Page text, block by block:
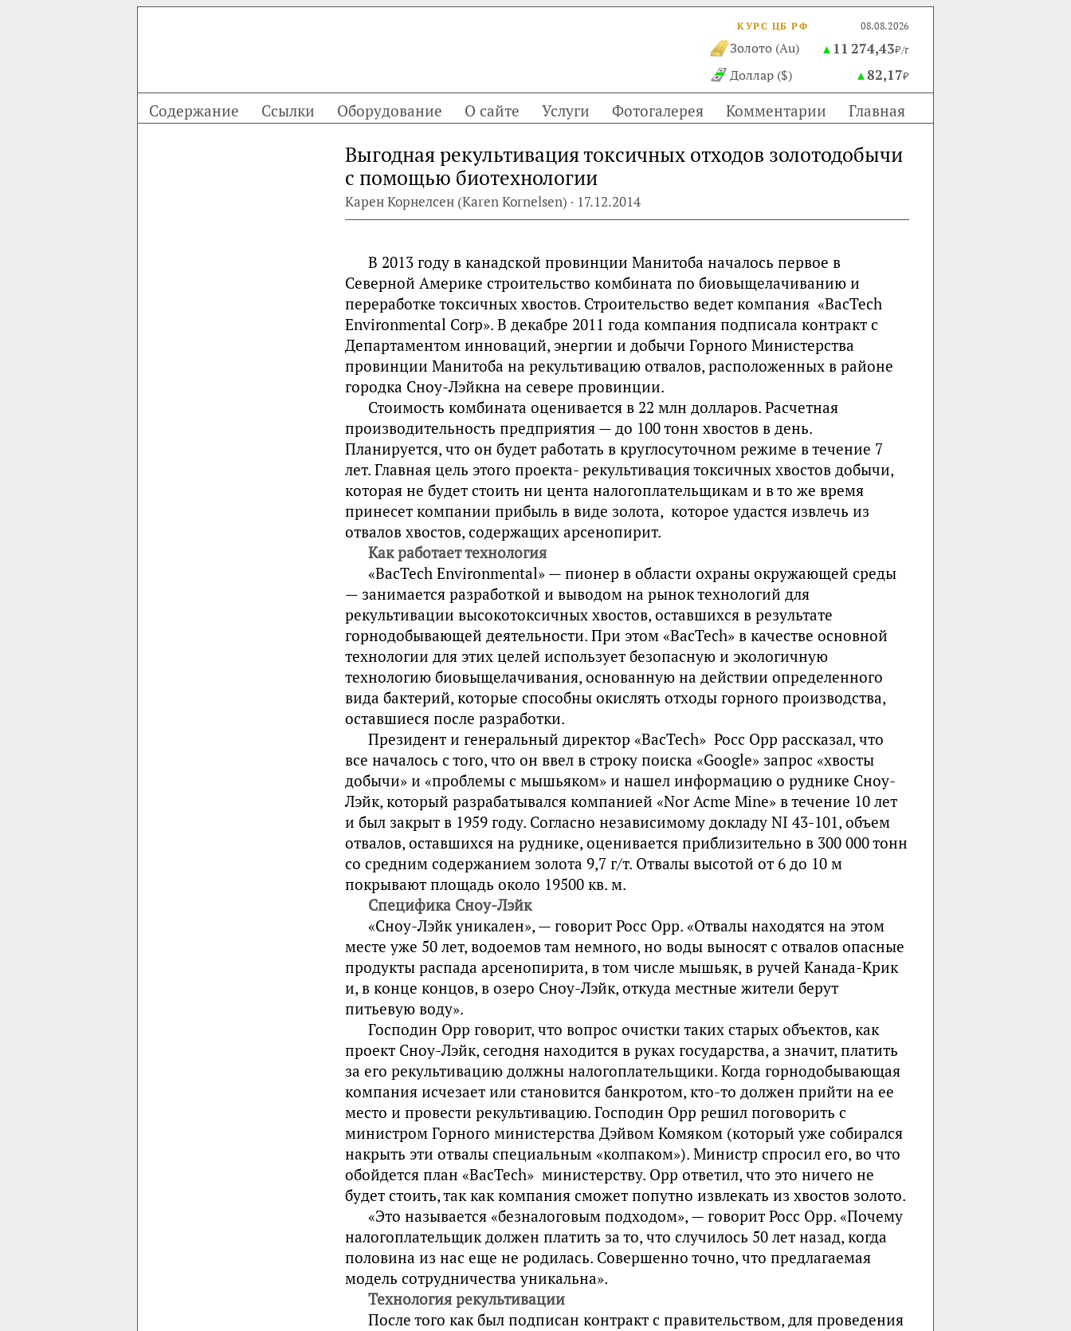
КУРС ЦБ РФ 08.08.2026
Золото (Au) ▲ 11 274,43₽/г
Доллар ($) ▲82,17₽
Содержание Ссылки Оборудование О сайте Услуги Фотогалерея Комментарии Главная
Выгодная рекультивация токсичных отходов золотодобычи
с помощью биотехнологии
Карен Корнелсен (Karen Kornelsen) · 17.12.2014
В 2013 году в канадской провинции Манитоба началось первое в
Северной Америке строительство комбината по биовыщелачиванию и
переработке токсичных хвостов. Строительство ведет компания «BacTech
Environmental Corp». В декабре 2011 года компания подписала контракт с
Департаментом инноваций, энергии и добычи Горного Министерства
провинции Манитоба на рекультивацию отвалов, расположенных в районе
городка Сноу-Лэйкна на севере провинции.
Стоимость комбината оценивается в 22 млн долларов. Расчетная
производительность предприятия — до 100 тонн хвостов в день.
Планируется, что он будет работать в круглосуточном режиме в течение 7
лет. Главная цель этого проекта- рекультивация токсичных хвостов добычи,
которая не будет стоить ни цента налогоплательщикам и в то же время
принесет компании прибыль в виде золота, которое удастся извлечь из
отвалов хвостов, содержащих арсенопирит.
Как работает технология
«BacTech Environmental» — пионер в области охраны окружающей среды
— занимается разработкой и выводом на рынок технологий для
рекультивации высокотоксичных хвостов, оставшихся в результате
горнодобывающей деятельности. При этом «BacTech» в качестве основной
технологии для этих целей использует безопасную и экологичную
технологию биовыщелачивания, основанную на действии определенного
вида бактерий, которые способны окислять отходы горного производства,
оставшиеся после разработки.
Президент и генеральный директор «BacTech» Росс Орр рассказал, что
все началось с того, что он ввел в строку поиска «Google» запрос «хвосты
добычи» и «проблемы с мышьяком» и нашел информацию о руднике Сноу-
Лэйк, который разрабатывался компанией «Nor Acme Mine» в течение 10 лет
и был закрыт в 1959 году. Согласно независимому докладу NI 43-101, объем
отвалов, оставшихся на руднике, оценивается приблизительно в 300 000 тонн
со средним содержанием золота 9,7 г/т. Отвалы высотой от 6 до 10 м
покрывают площадь около 19500 кв. м.
Специфика Сноу-Лэйк
«Сноу-Лэйк уникален», — говорит Росс Орр. «Отвалы находятся на этом
месте уже 50 лет, водоемов там немного, но воды выносят с отвалов опасные
продукты распада арсенопирита, в том числе мышьяк, в ручей Канада-Крик
и, в конце концов, в озеро Сноу-Лэйк, откуда местные жители берут
питьевую воду».
Господин Орр говорит, что вопрос очистки таких старых объектов, как
проект Сноу-Лэйк, сегодня находится в руках государства, а значит, платить
за его рекультивацию должны налогоплательщики. Когда горнодобывающая
компания исчезает или становится банкротом, кто-то должен прийти на ее
место и провести рекультивацию. Господин Орр решил поговорить с
министром Горного министерства Дэйвом Комяком (который уже собирался
накрыть эти отвалы специальным «колпаком»). Министр спросил его, во что
обойдется план «BacTech» министерству. Орр ответил, что это ничего не
будет стоить, так как компания сможет попутно извлекать из хвостов золото.
«Это называется «безналоговым подходом», — говорит Росс Орр. «Почему
налогоплательщик должен платить за то, что случилось 50 лет назад, когда
половина из нас еще не родилась. Совершенно точно, что предлагаемая
модель сотрудничества уникальна».
Технология рекультивации
После того как был подписан контракт с правительством, для проведения